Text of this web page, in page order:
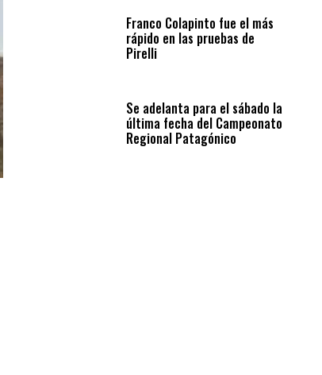
Franco Colapinto fue el más
rápido en las pruebas de
Pirelli
Se adelanta para el sábado la
última fecha del Campeonato
Regional Patagónico